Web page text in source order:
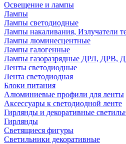
Освещение и лампы
Лампы
Лампы светодиодные
Лампы накаливания, Излучатели
Лампы люминесцентные
Лампы галогенные
Лампы газоразрядные ДРЛ, ДРВ,
Ленты светодиодные
Лента светодиодная
Блоки питания
Алюминиевые профили для ленты
Аксессуары к светодиодной ленте
Гирлянды и декоративные
Гирлянды
Светящиеся фигуры
Светильники декоративные